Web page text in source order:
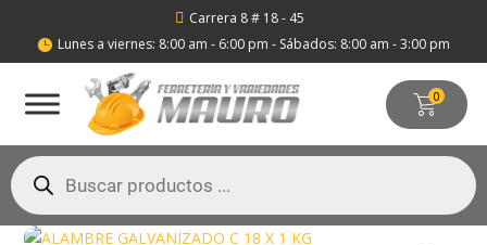
 Carrera 8 # 18 - 45
 Lunes a viernes: 8:00 am - 6:00 pm - Sábados: 8:00 am - 3:00 pm
0
Búsqueda
de
productos